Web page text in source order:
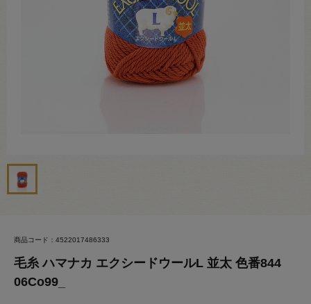
商品コード：4522017486333
毛糸 ハマナカ エクシードウールL 並太 色番844
06Co99_